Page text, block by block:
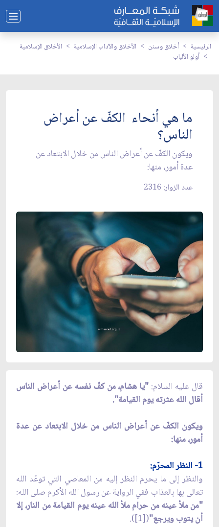
الرئيسية أخلاق وسنن الأخلاق والآداب الإسلامية
الأخلاق الإسلامية
أولو الألباب
ما هي أنحاء الكفّ عن أعراض
الناس؟
ويكون الكفّ عن أعراض الناس من خلال الابتعاد عن
عدة أمور، منها:
عدد الزوار: 2316
قال عليه السلام: "يا هشام، من كفّ نفسه عن أعراض الناس
أقال الله عثرته يوم القيامة".
ويكون الكفّ عن أعراض الناس من خلال الابتعاد عن عدة
أمور، منها:
1- النظر المحرّم:
والنظر إلى ما يحرم النظر إليه من المعاصي التي توعّد الله
تعالى بها بالعذاب ففي الرواية عن رسول الله الأكرم صلى الله:
"من ملأ عينه من حرام ملأ الله عينه يوم القيامة من النار، إلا
أن يتوب ويرجع"([1]).